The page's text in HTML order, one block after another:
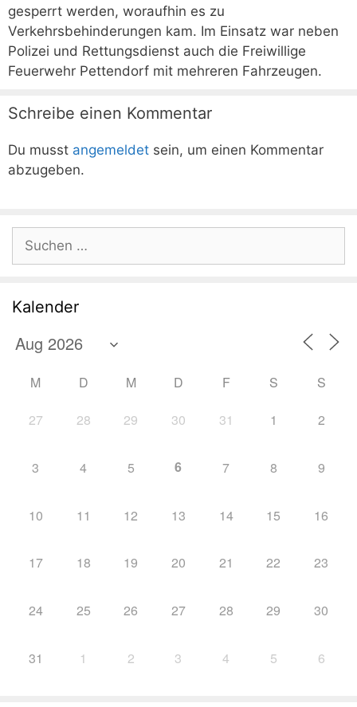
gesperrt werden, woraufhin es zu
Verkehrsbehinderungen kam. Im Einsatz war neben
Polizei und Rettungsdienst auch die Freiwillige
Feuerwehr Pettendorf mit mehreren Fahrzeugen.
Schreibe einen Kommentar
Du musst angemeldet sein, um einen Kommentar
abzugeben.
nach:
Kalender
M D M D F S S
27 28 29 30 31 1 2
3 4 5 6 7 8 9
10 11 12 13 14 15 16
17 18 19 20 21 22 23
24 25 26 27 28 29 30
31 1 2 3 4 5 6